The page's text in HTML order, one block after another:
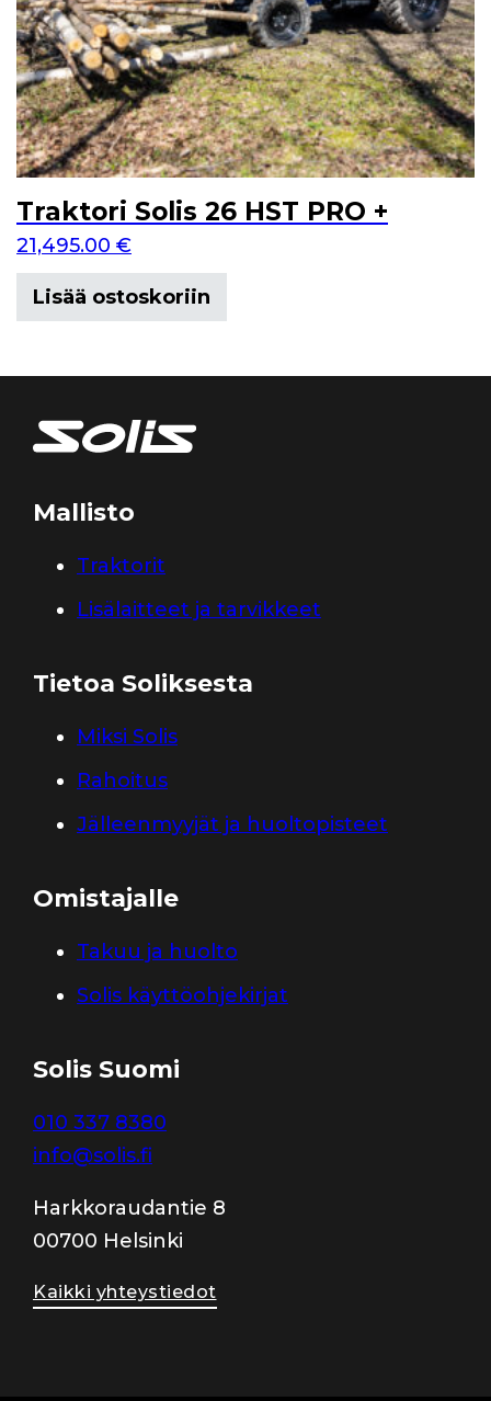
Traktori Solis 26 HST PRO +
21,495.00 €
Lisää ostoskoriin
Mallisto
Traktorit
Lisälaitteet ja tarvikkeet
Tietoa Soliksesta
Miksi Solis
Rahoitus
Jälleenmyyjät ja huoltopisteet
Omistajalle
Takuu ja huolto
Solis käyttöohjekirjat
Solis Suomi
010 337 8380
info@solis.fi
Harkkoraudantie 8
00700 Helsinki
Kaikki yhteystiedot